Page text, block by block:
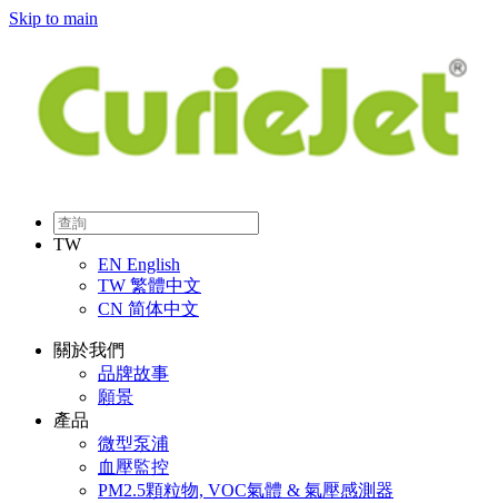
Skip to main
TW
EN English
TW 繁體中文
CN 简体中文
關於我們
品牌故事
願景
產品
微型泵浦
血壓監控
PM2.5顆粒物, VOC氣體 & 氣壓感測器